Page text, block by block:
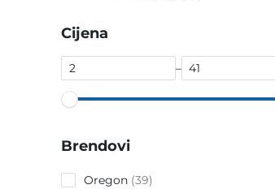
Cijena
–
Brendovi
Oregon 3939